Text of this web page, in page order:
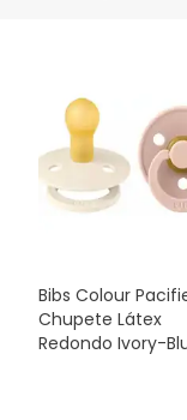
Bibs Colour
Chupete Látex
Redondo Ivory-